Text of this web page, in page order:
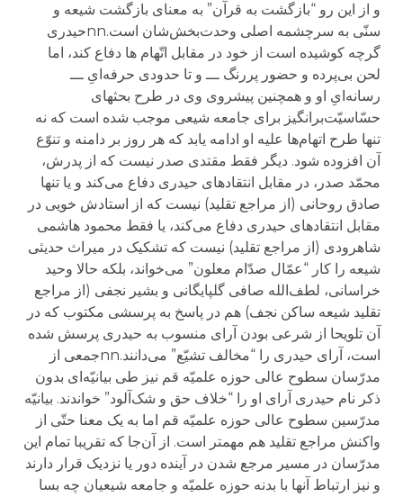
و از این رو “بازگشت به قرآن” به معنای بازگشت شیعه و
سنّی به سرچشمه اصلی وحدت‌بخش‌شان است.nnحیدری
گرچه کوشیده است از خود در مقابل اتّهام ها دفاع کند، اما
لحن بی‌پرده و حضور پررنگ ـــ و تا حدودی حرفه‌ایِ ـــ
رسانه‌ایِ او و همچنین پیشروی وی در طرح بحثهای
حسّاسیّت‌برانگیز برای جامعه شیعی موجب شده است که نه
تنها طرح اتهام‌ها علیه او ادامه یابد که هر روز بر دامنه و تنوّع
آن افزوده شود. دیگر فقط مقتدی صدر نیست که از پدرش،
محمّد صدر، در مقابل انتقاد‌های حیدری دفاع می‌کند و یا تنها
صادق روحانی (از مراجع تقلید) نیست که از استادش خویی در
مقابل انتقادهای حیدری دفاع می‌کند، یا فقط محمود هاشمی
شاهرودی (از مراجع تقلید) نیست که تشکیک در میراث حدیثی
شیعه را کار “عمّال صدّام معلون” می‌خواند، بلکه حالا وحید
خراسانی، لطف‌الله صافی گلپایگانی و بشیر نجفی (از مراجع
تقلید شیعه ساکن نجف) هم در پاسخ به پرسشی مکتوب که در
آن تلویحا از شرعی بودن آرای منسوب به حیدری پرسش شده
است، آرای حیدری را “مخالف تشیّع” می‌دانند.nnجمعی از
مدرّسان سطوح عالی حوزه علمیّه قم نیز طی بیانیّه‌ای بدون
ذکر نام حیدری آرای او را “خلاف حق و شک‌آلود” خواندند. بیانیّه
مدرّسین سطوح عالی حوزه علمیّه قم اما به یک معنا حتّی از
واکنش‌ مراجع تقلید هم مهمتر است. از آن‌جا که تقریبا تمام این
مدرّسان در مسیر مرجع شدن در آینده دور یا نزدیک قرار دارند
و نیز ارتباط آنها با بدنه حوزه علمیّه و جامعه شیعیان چه بسا